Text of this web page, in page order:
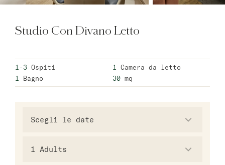
master Wola
Atene
master Mirabell
Studio Con Divano Letto
1-3 Ospiti 1
Camera da letto
1
Bagno 30 mq
1 Adults